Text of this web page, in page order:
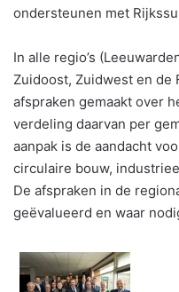
ondersteunen met
In alle regio’s
Zuidoost, Zuidwest en de
afspraken gemaakt over
verdeling daarvan per
aanpak is de aandacht
circulaire bouw,
De afspraken in de
geëvalueerd en waar